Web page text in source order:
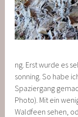
ng. Erst wurde es
sonning. So habe
Spaziergang
Photo). Mit ein
Waldfeen sehen,